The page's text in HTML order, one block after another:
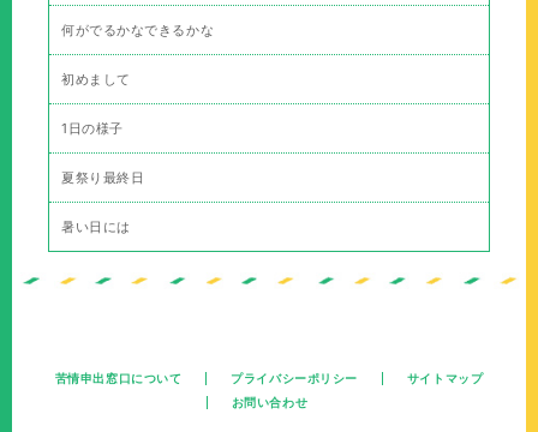
何がでるかなできるかな
初めまして
1日の様子
夏祭り最終日
暑い日には
苦情申出窓口について プライバシーポリシー
サイトマップ
お問い合わせ